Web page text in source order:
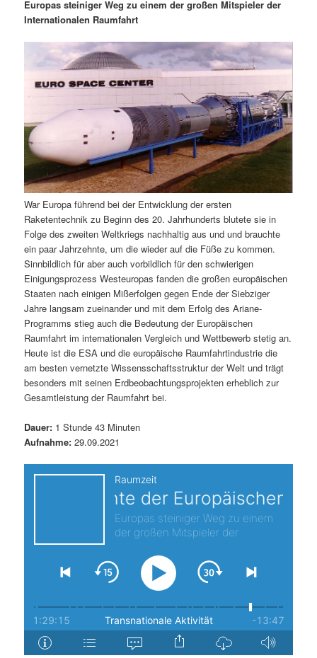
e
n
I
n
h
a
l
t
s
p
r
i
n
ä
r
e
n
I
n
h
a
l
t
s
p
g
n
n
a
o
n
Europas steiniger Weg zu einem der großen Mitspieler der
Internationalen Raumfahrt
War Europa führend bei der Entwicklung der ersten
Raketentechnik zu Beginn des 20. Jahrhunderts blutete sie in
Folge des zweiten Weltkriegs nachhaltig aus und und brauchte
ein paar Jahrzehnte, um die wieder auf die Füße zu kommen.
Sinnbildlich für aber auch vorbildlich für den schwierigen
Einigungsprozess Westeuropas fanden die großen europäischen
Staaten nach einigen Mißerfolgen gegen Ende der Siebziger
Jahre langsam zueinander und mit dem Erfolg des Ariane-
Programms stieg auch die Bedeutung der Europäischen
Raumfahrt im internationalen Vergleich und Wettbewerb stetig an.
Heute ist die ESA und die europäische Raumfahrtindustrie die
am besten vernetzte Wissensschaftsstruktur der Welt und trägt
besonders mit seinen Erdbeobachtungsprojekten erheblich zur
Gesamtleistung der Raumfahrt bei.
Dauer: 1 Stunde 43 Minuten
Aufnahme: 29.09.2021